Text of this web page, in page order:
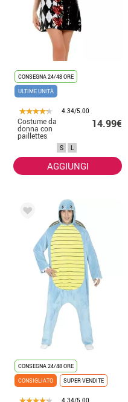
CONSEGNA 24/48 ORE
ULTIME UNITÀ
4.34/5.00
Costume da
donna con
paillettes
arlecchino
14.99€
S L
AGGIUNGI
CONSEGNA 24/48 ORE
CONSIGLIATO
SUPER VENDITE
4.34/5.00